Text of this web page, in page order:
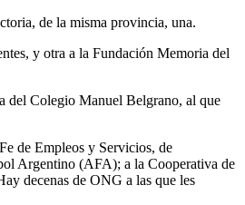
de la misma provincia, una.
y otra a la Fundación Memoria del
del Colegio Manuel Belgrano, al que
de Empleos y Servicios, de
Argentino (AFA); a la Cooperativa de
decenas de ONG a las que les